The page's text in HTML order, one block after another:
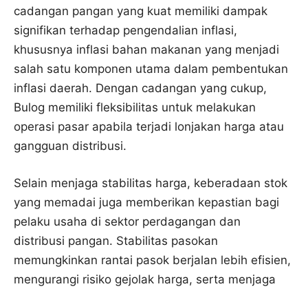
cadangan pangan yang kuat memiliki dampak
signifikan terhadap pengendalian inflasi,
khususnya inflasi bahan makanan yang menjadi
salah satu komponen utama dalam pembentukan
inflasi daerah. Dengan cadangan yang cukup,
Bulog memiliki fleksibilitas untuk melakukan
operasi pasar apabila terjadi lonjakan harga atau
gangguan distribusi.
Selain menjaga stabilitas harga, keberadaan stok
yang memadai juga memberikan kepastian bagi
pelaku usaha di sektor perdagangan dan
distribusi pangan. Stabilitas pasokan
memungkinkan rantai pasok berjalan lebih efisien,
mengurangi risiko gejolak harga, serta menjaga